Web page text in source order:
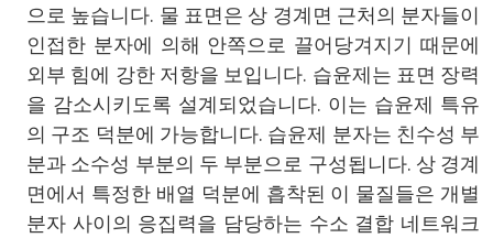
으로 높습니다. 물 표면은 상 경계면 근처의 분자들이
인접한 분자에 의해 안쪽으로 끌어당겨지기 때문에
외부 힘에 강한 저항을 보입니다. 습윤제는 표면 장력
을 감소시키도록 설계되었습니다. 이는 습윤제 특유
의 구조 덕분에 가능합니다. 습윤제 분자는 친수성 부
분과 소수성 부분의 두 부분으로 구성됩니다. 상 경계
면에서 특정한 배열 덕분에 흡착된 이 물질들은 개별
분자 사이의 응집력을 담당하는 수소 결합 네트워크